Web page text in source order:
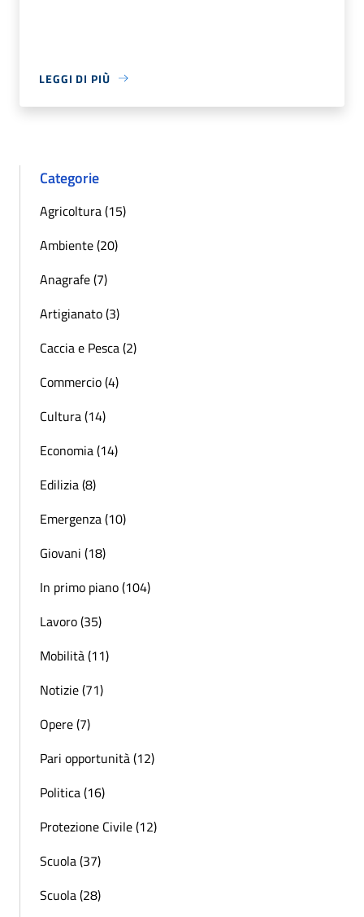
LEGGI DI PIÙ
Categorie
Agricoltura (15)
Ambiente (20)
Anagrafe (7)
Artigianato (3)
Caccia e Pesca (2)
Commercio (4)
Cultura (14)
Economia (14)
Edilizia (8)
Emergenza (10)
Giovani (18)
In primo piano (104)
Lavoro (35)
Mobilità (11)
Notizie (71)
Opere (7)
Pari opportunità (12)
Politica (16)
Protezione Civile (12)
Scuola (37)
Scuola (28)